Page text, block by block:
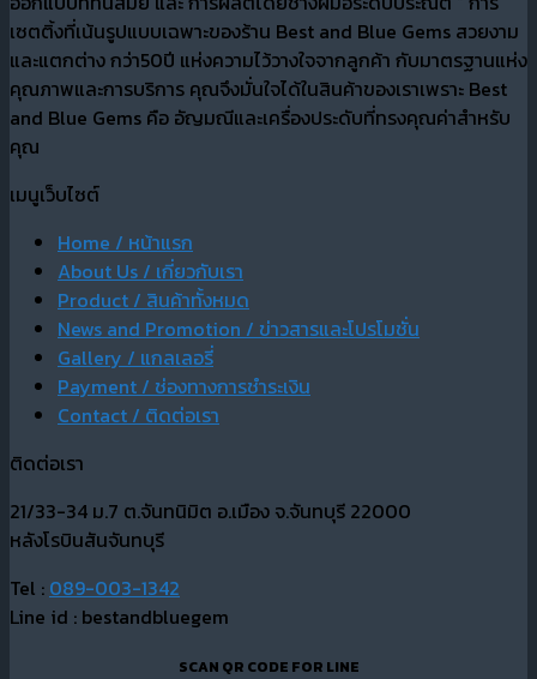
เซตติ้งที่เน้นรูปแบบเฉพาะของร้าน Best and Blue Gems สวยงาม
และแตกต่าง กว่า50ปี แห่งความไว้วางใจจากลูกค้า กับมาตรฐานแห่ง
คุณภาพและการบริการ คุณจึงมั่นใจได้ในสินค้าของเราเพราะ Best
and Blue Gems คือ อัญมณีและเครื่องประดับที่ทรงคุณค่าสำหรับ
คุณ
เมนูเว็บไซต์
Home / หน้าแรก
About Us / เกี่ยวกับเรา
Product / สินค้าทั้งหมด
News and Promotion / ข่าวสารและโปรโมชั่น
Gallery / แกลเลอรี่
Payment / ช่องทางการชำระเงิน
Contact / ติดต่อเรา
ติดต่อเรา
21/33-34 ม.7 ต.จันทนิมิต อ.เมือง จ.จันทบุรี 22000
หลังโรบินสันจันทบุรี
Tel : 089-003-1342
Line id : bestandbluegem
SCAN QR CODE FOR LINE